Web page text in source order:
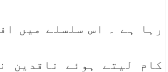
رہا ہے ۔ اس سلسلے میں
کام لیتے ہوئے ناقدین